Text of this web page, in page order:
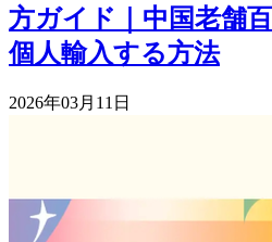
方ガイド｜中国老舗
個人輸入する方法
2026年03月11日